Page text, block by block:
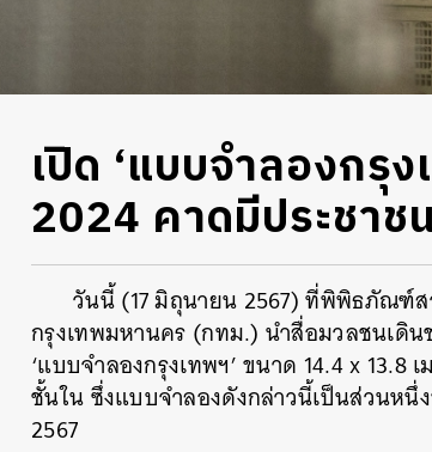
เปิด ‘แบบจำลองกรุ
2024 คาดมีประชาช
วันนี้ (17 มิถุนายน 2567) ที่พิพิธภัณฑ์
กรุงเทพมหานคร (กทม.) นำสื่อมวลชนเดิ
‘แบบจำลองกรุงเทพฯ’ ขนาด 14.4 x 13.8
ชั้นใน ซึ่งแบบจำลองดังกล่าวนี้เป็นส่วนหนึ่
2567